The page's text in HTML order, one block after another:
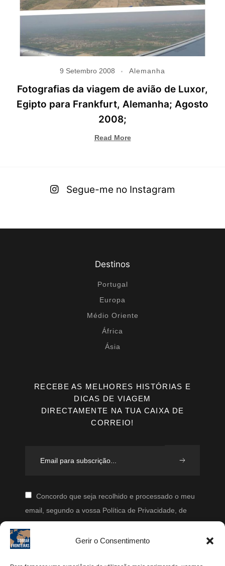
Gerir o Consentimento
9 Setembro 2008 Alemanha
Fotografias da viagem de avião de Luxor,
Egipto para Frankfurt, Alemanha; Agosto
2008;
Read More
Segue-me no Instagram
Destinos
Portugal
Europa
Médio Oriente
África
Ásia
RECEBE AS MELHORES HISTÓRIAS E
DICAS DE VIAGEM
DIRECTAMENTE NA TUA CAIXA DE
CORREIO!
Concordo que seja recolhido e processado o meu
email, segundo a vossa Política de Privacidade, de
periodicamente.